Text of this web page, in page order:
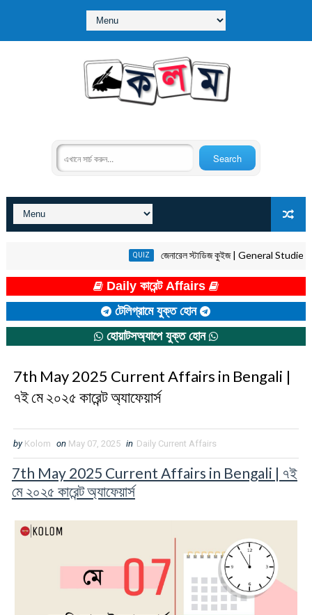
জেনারেল স্টাডিজ কুইজ | General Studies
Daily কারেন্ট Affairs
টেলিগ্রামে যুক্ত হোন
হোয়াটসঅ্যাপে যুক্ত হোন
7th May 2025 Current Affairs in Bengali |
৭ই মে ২০২৫ কারেন্ট অ্যাফেয়ার্স
by Kolom on May 07, 2025 in Daily Current Affairs
7th May 2025 Current Affairs in Bengali | ৭ই
মে ২০২৫ কারেন্ট অ্যাফেয়ার্স